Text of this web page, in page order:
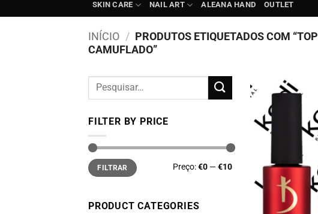
SKIN CARE NAIL ART ALEANA HAND OUTLET
INÍCIO / PRODUTOS ETIQUETADOS COM “TOP
CAMUFLADO”
Pesquisar
FILTER BY PRICE
Preço
mínimo
Preço
máximo
FILTRAR Preço:€0 —€10
PRODUCT CATEGORIES